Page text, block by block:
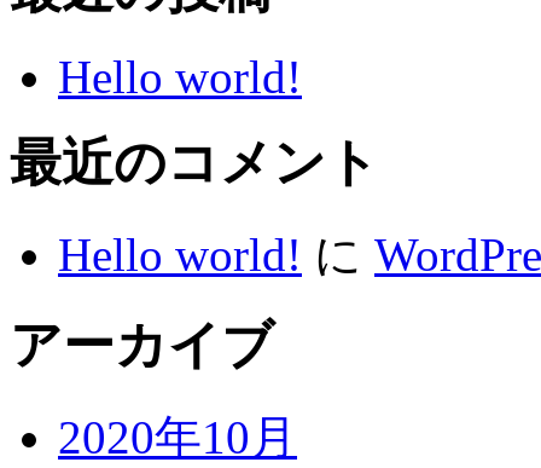
Hello world!
最近のコメント
Hello world! に
アーカイブ
2020年10月